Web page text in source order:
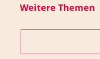
Weitere Themen